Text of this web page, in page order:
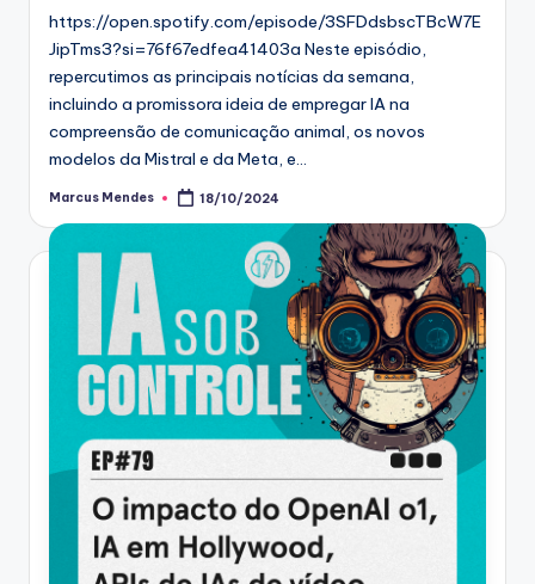
https://open.spotify.com/episode/3SFDdsbscTBcW7E
JipTms3?si=76f67edfea41403a Neste episódio,
repercutimos as principais notícias da semana,
incluindo a promissora ideia de empregar IA na
compreensão de comunicação animal, os novos
modelos da Mistral e da Meta, e…
Posted
Marcus Mendes 18/10/2024